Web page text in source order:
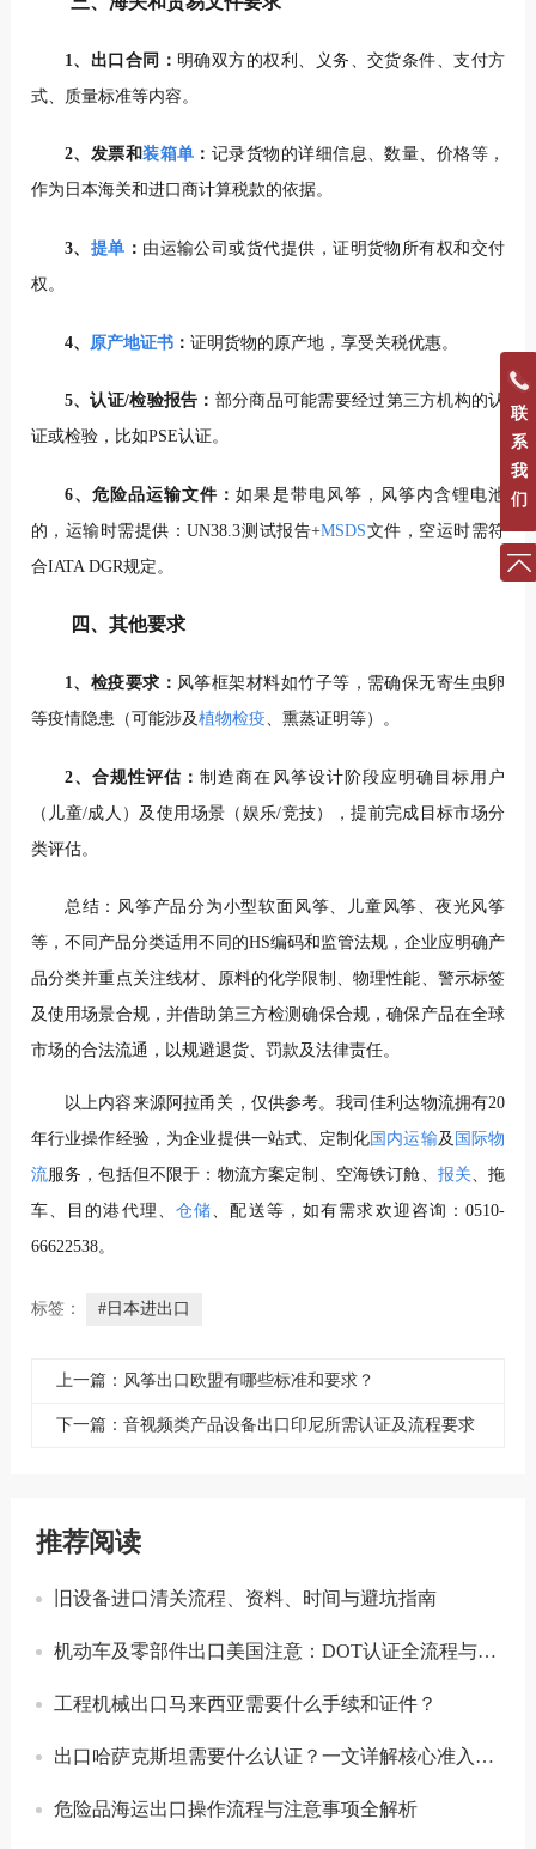
1、出口合同： 明确双方的权利、义务、交货条件、支付方
式、质量标准等内容。
2、发票和装箱单 ： 记录货物的详细信息、数量、价格等，
作为日本海关和进口商计算税款的依据。
3、 提单 ： 由运输公司或货代提供，证明货物所有权和交付
权。
4、 原产地证书： 证明货物的原产地，享受关税优惠。
5、认证/检验报告： 部分商品可能需要经过第三方机构的认
证或检验，比如PSE认证。
6、危险品运输文件：如果是带电风筝，风筝内含锂电池
的，运输时需提供：UN38.3测试报告+MSDS文件，空运时需符
合IATA DGR规定。
四、其他要求
1、检疫要求： 风筝框架材料如竹子等，需确保无寄生虫卵
等疫情隐患 （可能涉及植物检疫、熏蒸证明等）。
2、合规性评估：制造商在风筝设计阶段应明确目标用户
（儿童/成人）及使用场景（娱乐/竞技），提前完成目标市场分
类评估。
总结：风筝产品分为小型软面风筝、儿童风筝、夜光风筝
等，不同产品分类适用不同的HS编码和监管法规，企业应明确产
品分类并重点关注线材、原料的化学限制、物理性能、警示标签
及使用场景合规，并借助第三方检测确保合规，确保产品在全球
市场的合法流通，以规避退货、罚款及法律责任。
以上内容来源阿拉甬关，仅供参考。 我司佳利达物流拥有20
年行业操作经验，为企业提供一站式、定制化 国内运输及 国际物
流服务，包括但不限于：物流方案定制、空海铁订舱、 报关、拖
车、目的港代理、 仓储、配送等，如有需求欢迎咨询：0510-
66622538。
标签： #日本进出口
上一篇：风筝出口欧盟有哪些标准和要求？
下一篇：音视频类产品设备出口印尼所需认证及流程要求
推荐阅读
旧设备进口清关流程、资料、时间与避坑指南
机动车及零部件出口美国注意：DOT认证全流程与合规要点详解
工程机械出口马来西亚需要什么手续和证件？
出口哈萨克斯坦需要什么认证？一文详解核心准入要求
危险品海运出口操作流程与注意事项全解析
联
系
我
们